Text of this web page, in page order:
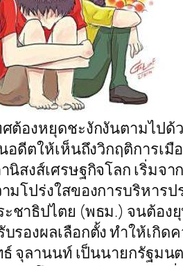
ต้องหยุดชะงักงันตามไป
อดีตให้เห็นถึงวิกฤติการ
สงส์เศรษฐกิจโลก เริ่มจ
มโปร่งใสของการบริหาร
าธิปไตย (พธม.) จนต้อง
รองผลเลือกตั้ง ทำให้เกิ
จุลานนท์ เป็นนายกรัฐม